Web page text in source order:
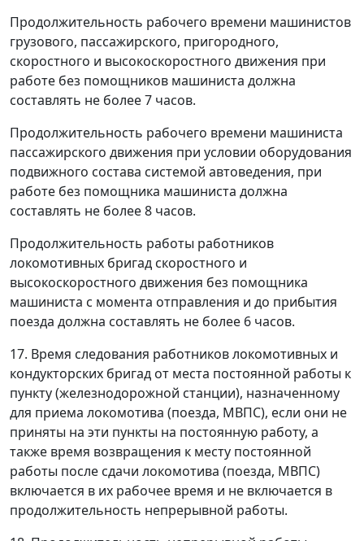
Продолжительность рабочего времени машинистов
грузового, пассажирского, пригородного,
скоростного и высокоскоростного движения при
работе без помощников машиниста должна
составлять не более 7 часов.
Продолжительность рабочего времени машиниста
пассажирского движения при условии оборудования
подвижного состава системой автоведения, при
работе без помощника машиниста должна
составлять не более 8 часов.
Продолжительность работы работников
локомотивных бригад скоростного и
высокоскоростного движения без помощника
машиниста с момента отправления и до прибытия
поезда должна составлять не более 6 часов.
17. Время следования работников локомотивных и
кондукторских бригад от места постоянной работы к
пункту (железнодорожной станции), назначенному
для приема локомотива (поезда, МВПС), если они не
приняты на эти пункты на постоянную работу, а
также время возвращения к месту постоянной
работы после сдачи локомотива (поезда, МВПС)
включается в их рабочее время и не включается в
продолжительность непрерывной работы.